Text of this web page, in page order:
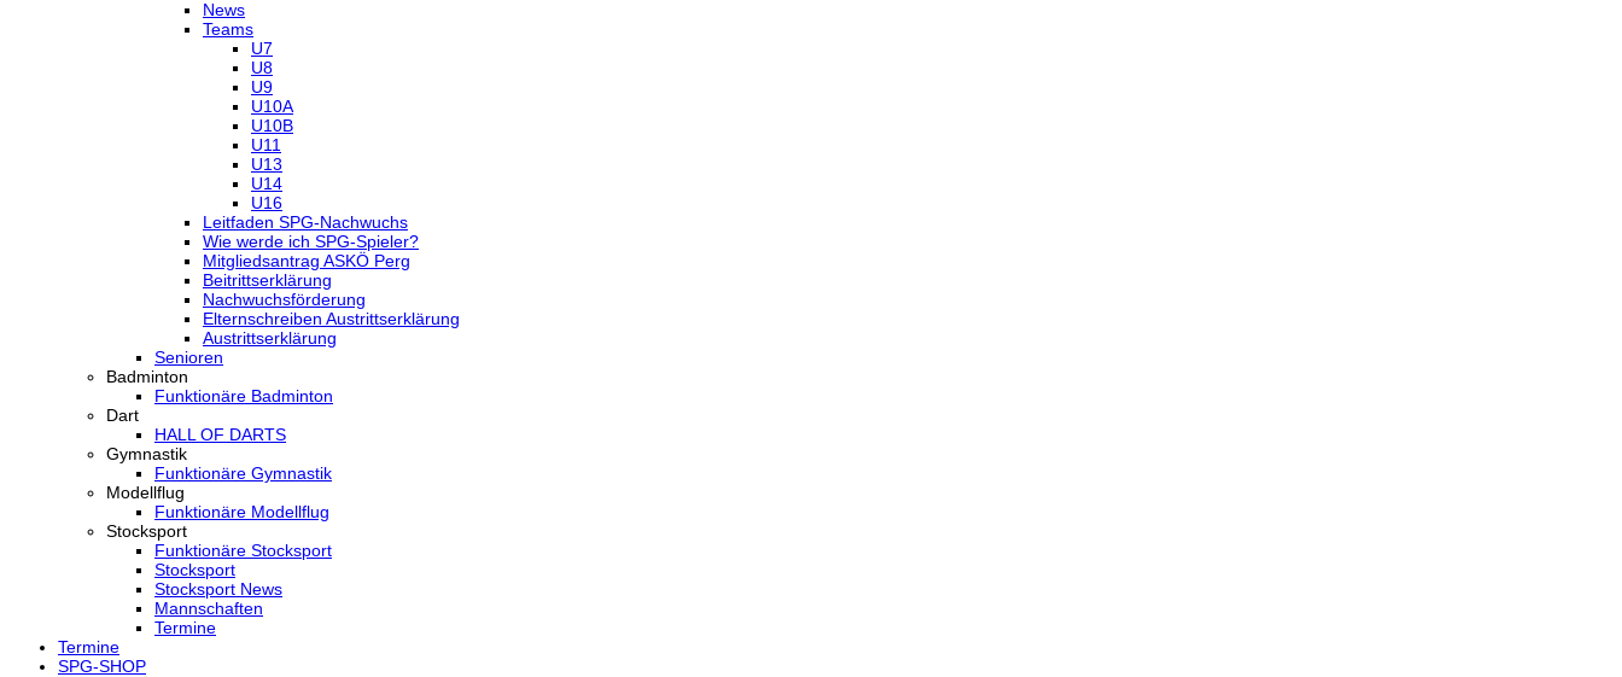
News
Teams
U7
U8
U9
U10A
U10B
U11
U13
U14
U16
Leitfaden SPG-Nachwuchs
Wie werde ich SPG-Spieler?
Mitgliedsantrag ASKÖ Perg
Beitrittserklärung
Nachwuchsförderung
Elternschreiben Austrittserklärung
Austrittserklärung
Senioren
Badminton
Funktionäre Badminton
Dart
HALL OF DARTS
Gymnastik
Funktionäre Gymnastik
Modellflug
Funktionäre Modellflug
Stocksport
Funktionäre Stocksport
Stocksport
Stocksport News
Mannschaften
Termine
Termine
SPG-SHOP